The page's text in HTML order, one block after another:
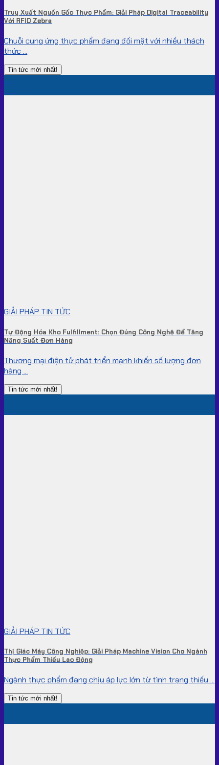
Truy Xuất Nguồn Gốc Thực Phẩm: Giải Pháp Digital Traceability
Với RFID Zebra
Chuỗi cung ứng thực phẩm đang đối mặt với nhiều thách
thức ...
Tin tức mới nhất!
GIẢI PHÁP TIN TỨC
Tự Động Hóa Kho Fulfillment: Chọn Đúng Công Nghệ Để Tăng
Năng Suất Đơn Hàng
Thương mại điện tử phát triển mạnh khiến số lượng đơn
hàng ...
Tin tức mới nhất!
GIẢI PHÁP TIN TỨC
Thị Giác Máy Công Nghiệp: Giải Pháp Machine Vision Cho Ngành
Thực Phẩm Thiếu Lao Động
Ngành thực phẩm đang chịu áp lực lớn từ tình trạng thiếu ...
Tin tức mới nhất!